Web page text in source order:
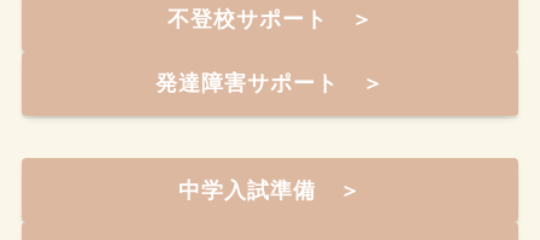
不登校サポート ＞
発達障害サポート ＞
中学入試準備 ＞